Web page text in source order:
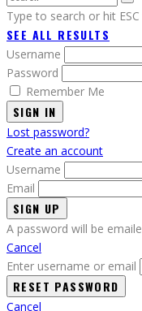
Type to search or hit
SEE ALL RESULTS
Username
Password
Remember Me
SIGN IN
Lost password?
Create an account
Username
Email
A password will be
Cancel
Enter username or email
Cancel